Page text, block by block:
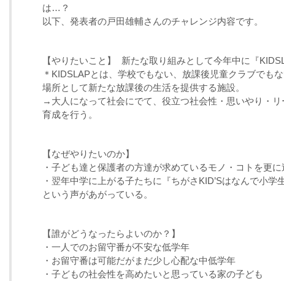
は…？
以下、発表者の戸田雄輔さんのチャレンジ内容です。
【やりたいこと】 新たな取り組みとして今年中に『
＊KIDSLAPとは、学校でもない、放課後児童クラブでも
場所として新たな放課後の生活を提供する施設。
→大人になって社会にでて、役立つ社会性・思いやり・
育成を行う。
【なぜやりたいのか】
・子ども達と保護者の方達が求めているモノ・コトを更に
・翌年中学に上がる子たちに『ちがさKID’Sはなんで小学
という声があがっている。
【誰がどうなったらよいのか？】
・一人でのお留守番が不安な低学年
・お留守番は可能だがまだ少し心配な中低学年
・子どもの社会性を高めたいと思っている家の子ども